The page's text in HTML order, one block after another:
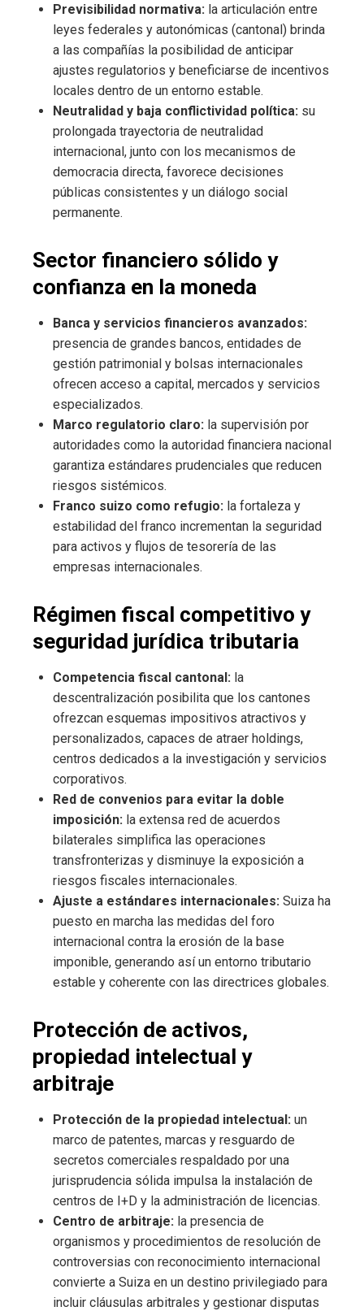
Previsibilidad normativa: la articulación entre
leyes federales y autonómicas (cantonal) brinda
a las compañías la posibilidad de anticipar
ajustes regulatorios y beneficiarse de incentivos
locales dentro de un entorno estable.
Neutralidad y baja conflictividad política: su
prolongada trayectoria de neutralidad
internacional, junto con los mecanismos de
democracia directa, favorece decisiones
públicas consistentes y un diálogo social
permanente.
Sector financiero sólido y
confianza en la moneda
Banca y servicios financieros avanzados:
presencia de grandes bancos, entidades de
gestión patrimonial y bolsas internacionales
ofrecen acceso a capital, mercados y servicios
especializados.
Marco regulatorio claro: la supervisión por
autoridades como la autoridad financiera nacional
garantiza estándares prudenciales que reducen
riesgos sistémicos.
Franco suizo como refugio: la fortaleza y
estabilidad del franco incrementan la seguridad
para activos y flujos de tesorería de las
empresas internacionales.
Régimen fiscal competitivo y
seguridad jurídica tributaria
Competencia fiscal cantonal: la
descentralización posibilita que los cantones
ofrezcan esquemas impositivos atractivos y
personalizados, capaces de atraer holdings,
centros dedicados a la investigación y servicios
corporativos.
Red de convenios para evitar la doble
imposición: la extensa red de acuerdos
bilaterales simplifica las operaciones
transfronterizas y disminuye la exposición a
riesgos fiscales internacionales.
Ajuste a estándares internacionales: Suiza ha
puesto en marcha las medidas del foro
internacional contra la erosión de la base
imponible, generando así un entorno tributario
estable y coherente con las directrices globales.
Protección de activos,
propiedad intelectual y
arbitraje
Protección de la propiedad intelectual: un
marco de patentes, marcas y resguardo de
secretos comerciales respaldado por una
jurisprudencia sólida impulsa la instalación de
centros de I+D y la administración de licencias.
Centro de arbitraje: la presencia de
organismos y procedimientos de resolución de
controversias con reconocimiento internacional
convierte a Suiza en un destino privilegiado para
incluir cláusulas arbitrales y gestionar disputas